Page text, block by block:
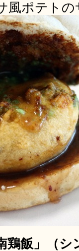
風ポテト
鶏飯」（シ